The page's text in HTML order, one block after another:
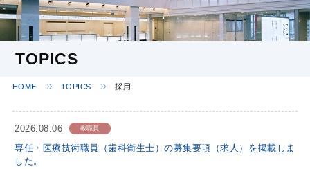
TOPICS
HOME TOPICS 採用
2026.08.06 教職員
専任・医療技術職員（歯科衛生士）の募集要項（求人）を掲載しま
した。